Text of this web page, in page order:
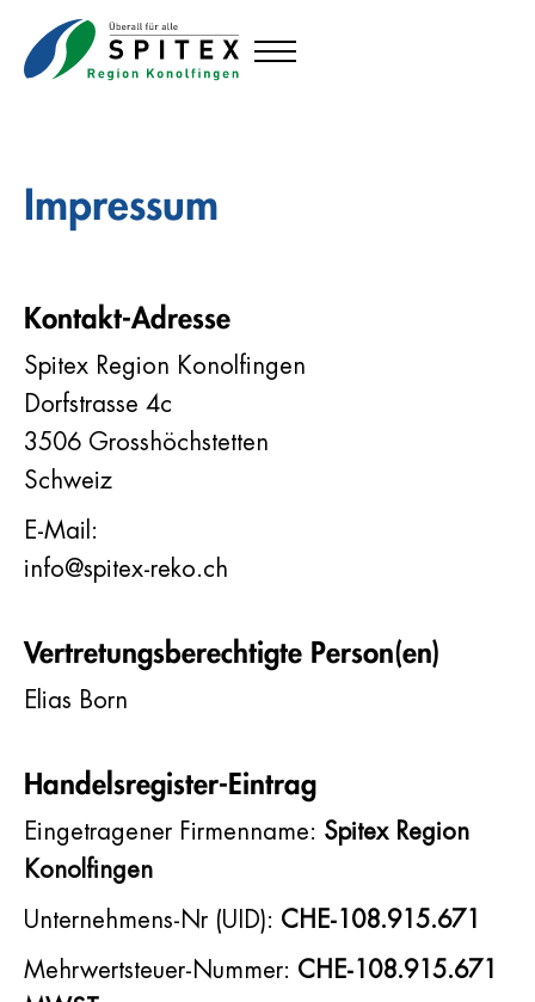
Impressum
Kontakt-Adresse
Spitex Region Konolfingen
Dorfstrasse 4c
3506 Grosshöchstetten
Schweiz
E-Mail:
info@spitex-reko.ch
Vertretungsberechtigte Person(en)
Elias Born
Handelsregister-Eintrag
Eingetragener Firmenname: Spitex Region
Konolfingen
Unternehmens-Nr (UID): CHE-108.915.671
Mehrwertsteuer-Nummer: CHE-108.915.671